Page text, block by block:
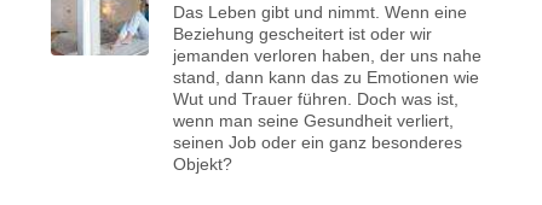
Das Leben gibt und nimmt. Wenn eine
Beziehung gescheitert ist oder wir
jemanden verloren haben, der uns nahe
stand, dann kann das zu Emotionen wie
Wut und Trauer führen. Doch was ist,
wenn man seine Gesundheit verliert,
seinen Job oder ein ganz besonderes
Objekt?